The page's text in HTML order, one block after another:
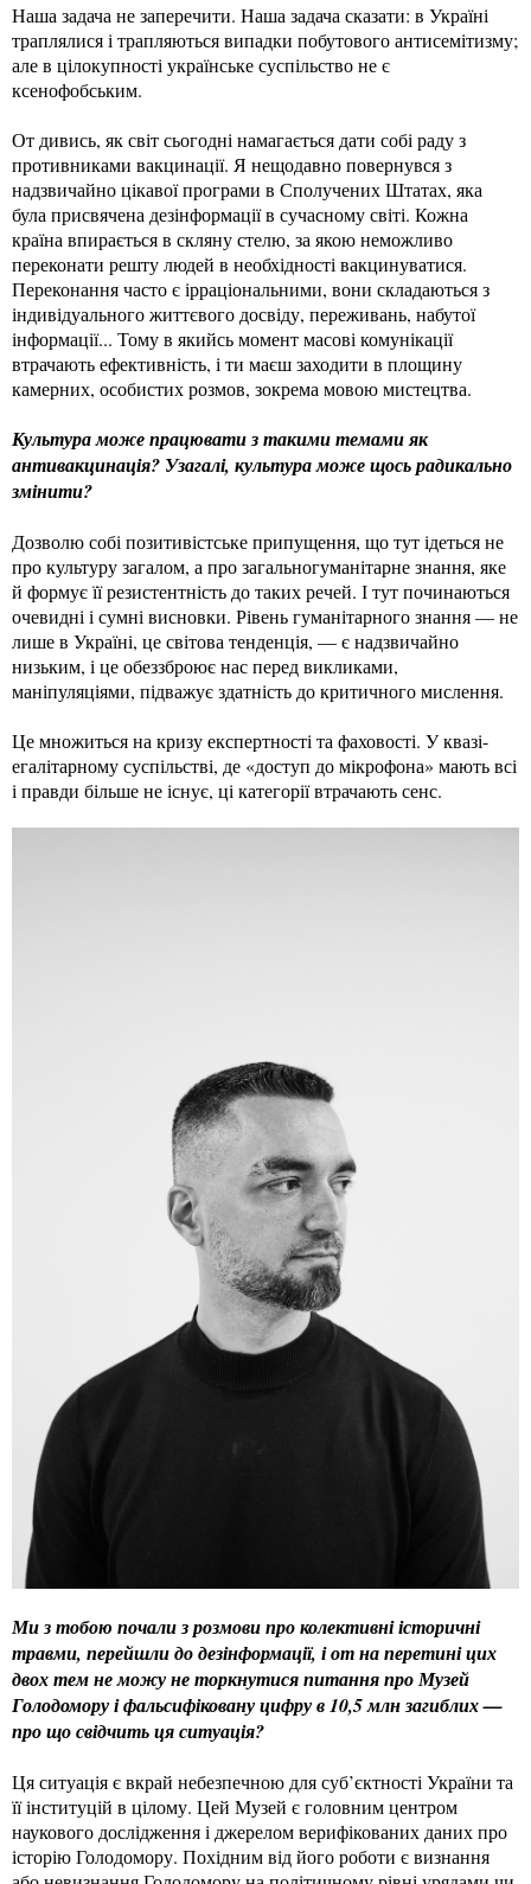
Наша задача не заперечити. Наша задача сказати: в Україні
траплялися і трапляються випадки побутового антисемітизму;
але в цілокупності українське суспільство не є
ксенофобським.
От дивись, як світ сьогодні намагається дати собі раду з
противниками вакцинації. Я нещодавно повернувся з
надзвичайно цікавої програми в Сполучених Штатах, яка
була присвячена дезінформації в сучасному світі. Кожна
країна впирається в скляну стелю, за якою неможливо
переконати решту людей в необхідності вакцинуватися.
Переконання часто є ірраціональними, вони складаються з
індивідуального життєвого досвіду, переживань, набутої
інформації... Тому в якийсь момент масові комунікації
втрачають ефективність, і ти маєш заходити в площину
камерних, особистих розмов, зокрема мовою мистецтва.
Культура може працювати з такими темами як
антивакцинація? Узагалі, культура може щось радикально
змінити?
Дозволю собі позитивістське припущення, що тут ідеться не
про культуру загалом, а про загальногуманітарне знання, яке
й формує її резистентність до таких речей. І тут починаються
очевидні і сумні висновки. Рівень гуманітарного знання — не
лише в Україні, це світова тенденція, — є надзвичайно
низьким, і це обеззброює нас перед викликами,
маніпуляціями, підважує здатність до критичного мислення.
Це множиться на кризу експертності та фаховості. У квазі-
егалітарному суспільстві, де «доступ до мікрофона» мають всі
і правди більше не існує, ці категорії втрачають сенс.
Ми з тобою почали з розмови про колективні історичні
травми, перейшли до дезінформації, і от на перетині цих
двох тем не можу не торкнутися питання про Музей
Голодомору і фальсифіковану цифру в 10,5 млн загиблих —
про що свідчить ця ситуація?
Ця ситуація є вкрай небезпечною для суб’єктності України та
її інституцій в цілому. Цей Музей є головним центром
наукового дослідження і джерелом верифікованих даних про
історію Голодомору. Похідним від його роботи є визнання